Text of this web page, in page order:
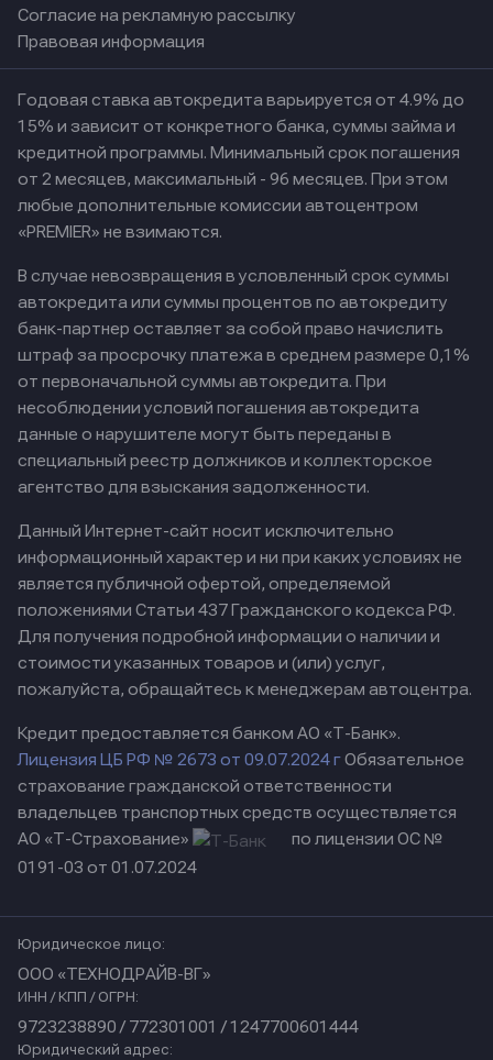
Согласие на рекламную рассылку
Правовая информация
Годовая ставка автокредита варьируется от 4.9% до
15% и зависит от конкретного банка, суммы займа и
кредитной программы. Минимальный срок погашения
от 2 месяцев, максимальный - 96 месяцев. При этом
любые дополнительные комиссии автоцентром
«PREMIER» не взимаются.
В случае невозвращения в условленный срок суммы
автокредита или суммы процентов по автокредиту
банк-партнер оставляет за собой право начислить
штраф за просрочку платежа в среднем размере 0,1%
от первоначальной суммы автокредита. При
несоблюдении условий погашения автокредита
данные о нарушителе могут быть переданы в
специальный реестр должников и коллекторское
агентство для взыскания задолженности.
Данный Интернет-сайт носит исключительно
информационный характер и ни при каких условиях не
является публичной офертой, определяемой
положениями Статьи 437 Гражданского кодекса РФ.
Для получения подробной информации о наличии и
стоимости указанных товаров и (или) услуг,
пожалуйста, обращайтесь к менеджерам автоцентра.
Кредит предоставляется банком АО «Т-Банк».
Лицензия ЦБ РФ № 2673 от 09.07.2024 гОбязательное
страхование гражданской ответственности
владельцев транспортных средств осуществляется
АО «Т-Страхование»
по лицензии ОС №
0191-03 от 01.07.2024
Юридическое лицо:
ООО «ТЕХНОДРАЙВ-ВГ»
ИНН / КПП / ОГРН:
9723238890 / 772301001 / 1247700601444
Юридический адрес: